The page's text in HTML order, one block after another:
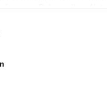
die sie im Rahmen Ihrer
die
Effizienz zu